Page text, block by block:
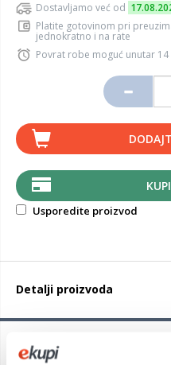
Dostavljamo već od
Platite gotovinom pri
jednokratno i na rate
Povrat robe moguć unutar 14
Usporedite proizvod
Detalji proizvoda
Michelin Pilot Sport 4
je